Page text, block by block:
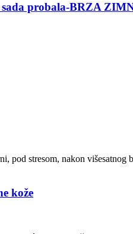
probala-BRZA
pod stresom, nakon višesatnog
kože